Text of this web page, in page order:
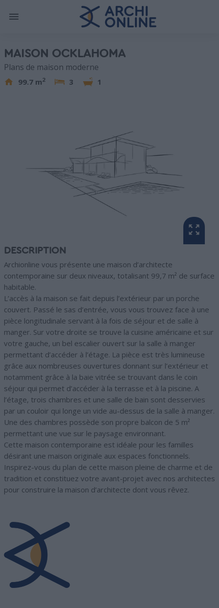
MAISON OCKLAHOMA
Plans de maison moderne
99.7 m2 3 1
DESCRIPTION
Archionline vous présente une maison d’architecte
contemporaine sur deux niveaux, totalisant 99,7 m² de surface
habitable.
L’accès à la maison se fait depuis l’extérieur par un porche
couvert. Passé le sas d’entrée, vous vous trouvez face à une
pièce longitudinale servant à la fois de séjour et de salle à
manger. Sur votre droite se trouve la cuisine américaine et sur
votre gauche, un bel escalier ouvert sur la salle à manger
permettant d’accéder à l’étage. La pièce est très lumineuse
grâce aux nombreuses ouvertures donnant sur l’extérieur et
notamment grâce à la baie vitrée se trouvant dans le coin
séjour qui permet d’accéder à la terrasse et à la piscine. A
l’étage, trois chambres et une salle de bain sont desservies
par un couloir qui longe un vide au-dessus de la salle à manger.
Une des chambres possède son propre balcon de 5 m²
permettant une vue sur le paysage environnant.
Cette maison contemporaine est idéale pour les familles
désirant une maison originale aux espaces fonctionnels.
Inspirez-vous du plan de cette maison pleine de charme et de
tradition et constituez votre avant-projet avec nos architectes
pour construire la maison d’architecte dont vous rêvez.